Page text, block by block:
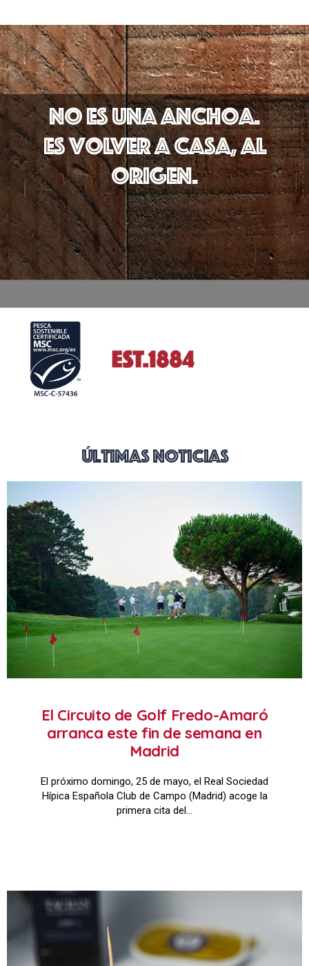
no es una anchoa.
es volver a casa, al
origen.
últimas noticias
El Circuito de Golf Fredo-Amaró
arranca este fin de semana en
Madrid
El próximo domingo, 25 de mayo, el Real Sociedad
Hípica Española Club de Campo (Madrid) acoge la
primera cita del…